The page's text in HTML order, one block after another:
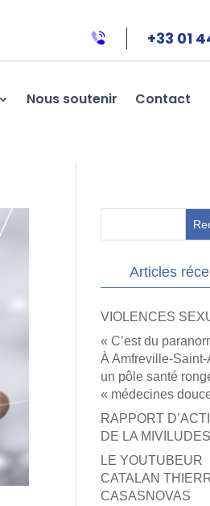
+33 01
Nous soutenir Contact
Articles
VIOLENCES
« C’est du
À Amfreville-Saint-
un pôle santé
« médecines
RAPPORT
DE LA MIVILUDES
LE YOUTUBEUR
CATALAN
CASASNOVAS